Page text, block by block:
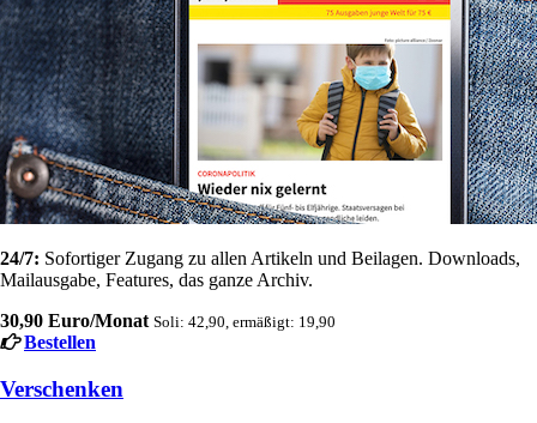
24/7: Sofortiger Zugang zu allen Artikeln und Beilagen. Downloads,
Mailausgabe, Features, das ganze Archiv.
30,90 Euro/Monat Soli: 42,90, ermäßigt: 19,90
Bestellen
Verschenken